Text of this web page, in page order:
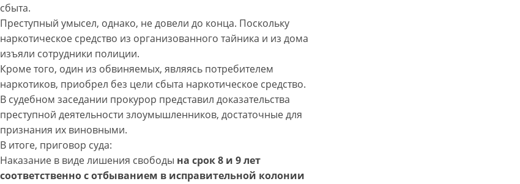
сбыта.
Преступный умысел, однако, не довели до конца. Поскольку
наркотическое средство из организованного тайника и из дома
изъяли сотрудники полиции.
Кроме того, один из обвиняемых, являясь потребителем
наркотиков, приобрел без цели сбыта наркотическое средство.
В судебном заседании прокурор представил доказательства
преступной деятельности злоумышленников, достаточные для
признания их виновными.
В итоге, приговор суда:
Наказание в виде лишения свободы на срок 8 и 9 лет
соответственно с отбыванием в исправительной колонии